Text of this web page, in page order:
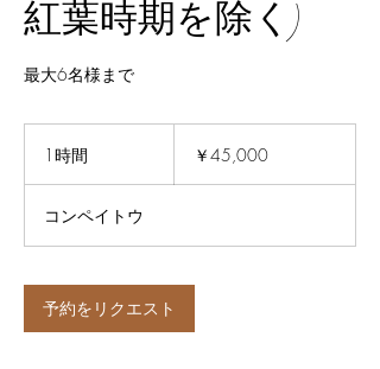
紅葉時期を除く)
最大6名様まで
1時間 ￥45,000
コンペイトウ
予約をリクエスト